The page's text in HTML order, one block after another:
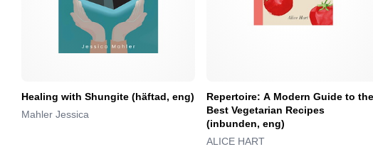
Healing with Shungite (häftad, eng)
Mahler Jessica
Repertoire: A Modern Guide to the
Best Vegetarian Recipes
(inbunden, eng)
ALICE HART